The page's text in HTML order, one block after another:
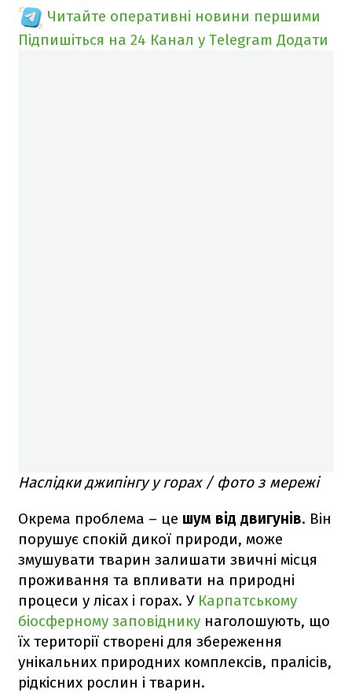
Читайте оперативні новини першими
Підпишіться на 24 Канал у Telegram Додати
Наслідки джипінгу у горах / фото з мережі
Окрема проблема – це шум від двигунів. Він
порушує спокій дикої природи, може
змушувати тварин залишати звичні місця
проживання та впливати на природні
процеси у лісах і горах. У Карпатському
біосферному заповіднику наголошують, що
їх території створені для збереження
унікальних природних комплексів, пралісів,
рідкісних рослин і тварин.